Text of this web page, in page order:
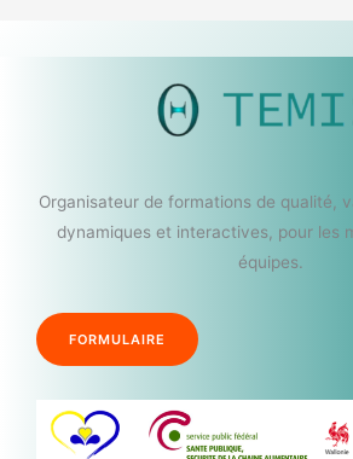
Organisateur de formations de qualité,
dynamiques et interactives, pour les
équipes.
FORMULAIRE